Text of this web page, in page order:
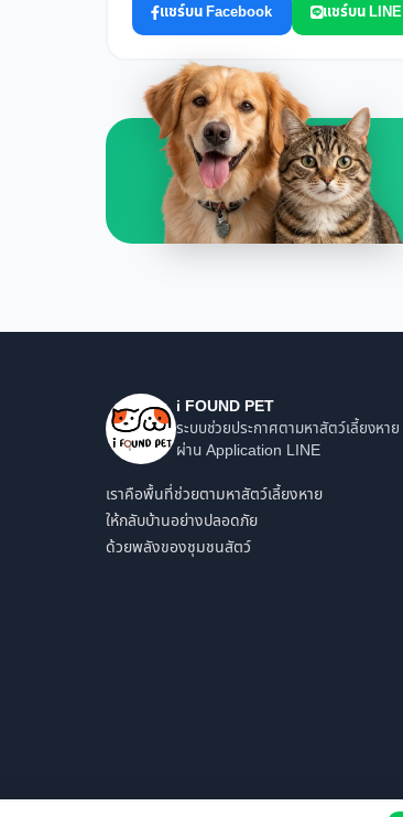
แชร์บน Facebook แชร์บน LINE
i FOUND PET
ระบบช่วยประกาศตามหาสัตว์เลี้ยงหาย
ผ่าน Application LINE
เราคือพื้นที่ช่วยตามหาสัตว์เลี้ยงหาย
ให้กลับบ้านอย่างปลอดภัย
ด้วยพลังของชุมชนสัตว์